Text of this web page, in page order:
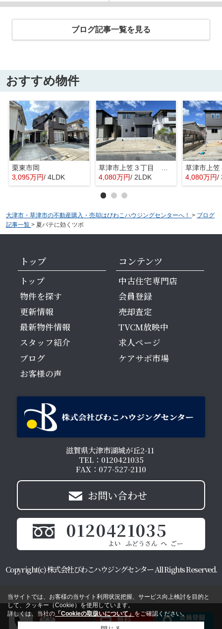
ブログ記事一覧を見る
おすすめ物件
栗東市岡
3,095万円/ 4LDK
草津市上笠３丁目 分譲2区画2号棟
4,080万円/ 2LDK 4,080万円/
大津市・草津市の不動産購入・売却はびわこハウジングセンターへ！ > ブログ
記事一覧 > 夏バテに効くツボ
トップ
トップ
物件を探す
更新情報
最新物件情報
スタッフ紹介
ブログ
お客様の声
コンテンツ
中古住宅専門店
会員登録
売却査定
TVCM放映中
求人ページ
ケアサポ市場
滋賀県大津市湖城が丘2-11
TEL：0120421035
FAX：077-527-2110
お問い合わせ
0120421035
Copyright(c) 株式会社びわこハウジングセンター All Rights Reserved.
当サイトでは、お客様の当サイト利用状況把握、サービス向上検討を目的と
して、クッキー（Cookie）を使用しています。
詳しくは、当社の 「Cookieの取扱いについて」 をご確認ください。